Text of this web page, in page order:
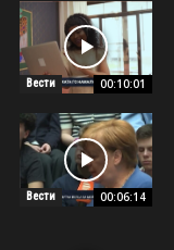
Вести 00:10:01
Вести 00:06:14